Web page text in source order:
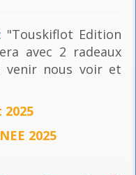
: "Touskiflot Edition
avec 2 radeaux
venir nous voir et
2025